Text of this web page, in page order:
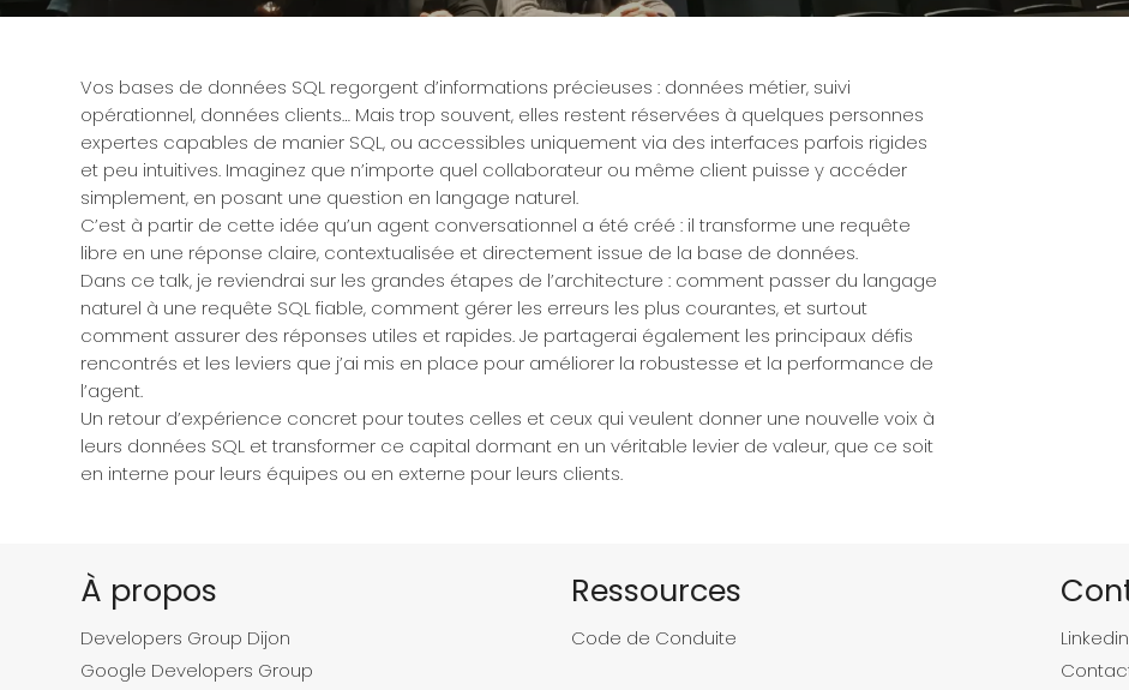
Vos bases de données SQL regorgent d’informations précieuses : données métier, suivi
opérationnel, données clients… Mais trop souvent, elles restent réservées à quelques personnes
expertes capables de manier SQL, ou accessibles uniquement via des interfaces parfois rigides
et peu intuitives. Imaginez que n’importe quel collaborateur ou même client puisse y accéder
simplement, en posant une question en langage naturel.
C’est à partir de cette idée qu’un agent conversationnel a été créé : il transforme une requête
libre en une réponse claire, contextualisée et directement issue de la base de données.
Dans ce talk, je reviendrai sur les grandes étapes de l’architecture : comment passer du langage
naturel à une requête SQL fiable, comment gérer les erreurs les plus courantes, et surtout
comment assurer des réponses utiles et rapides. Je partagerai également les principaux défis
rencontrés et les leviers que j’ai mis en place pour améliorer la robustesse et la performance de
l’agent.
Un retour d’expérience concret pour toutes celles et ceux qui veulent donner une nouvelle voix à
leurs données SQL et transformer ce capital dormant en un véritable levier de valeur, que ce soit
en interne pour leurs équipes ou en externe pour leurs clients.
À propos
Developers Group Dijon
Google Developers Group
Ressources
Code de Conduite
Linkedin